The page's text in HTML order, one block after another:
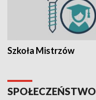
Szkoła Mistrzów
SPOŁECZEŃSTWO